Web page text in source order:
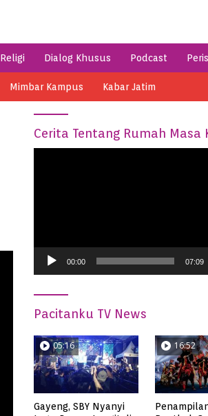
Religi Dialog Khusus Podcast
Mimbar Kampus Kabar Jatim
Cerita Tentang Rumah Masa
00:00 07:09
Pacitanku TV News
05:16
Gayeng, SBY Nyanyi
16:52